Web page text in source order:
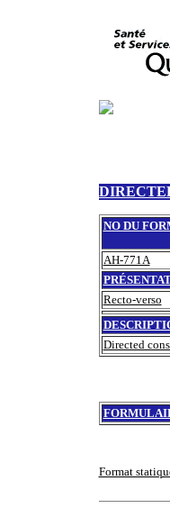
NO DU
AH-771A
Recto-verso
Directed
Format